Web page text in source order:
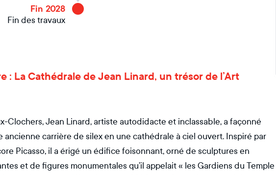
Fin 2028
Fin des travaux
: La Cathédrale de Jean Linard, un trésor de l’Art
Clochers, Jean Linard, artiste autodidacte et inclassable, a façonné
ancienne carrière de silex en une cathédrale à ciel ouvert. Inspiré par
Picasso, il a érigé un édifice foisonnant, orné de sculptures en
et de figures monumentales qu’il appelait « les Gardiens du Temple